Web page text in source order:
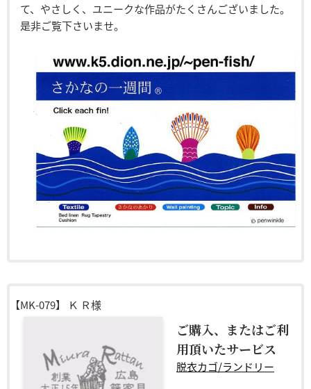
て、やさしく、ユニークな作品がたくさんございました。
是非ご覧下さいませ。
【MK-079】 Ｋ Ｒ様
ご購入、またはご利
用頂いたサービス
脱衣カゴ/ランドリー